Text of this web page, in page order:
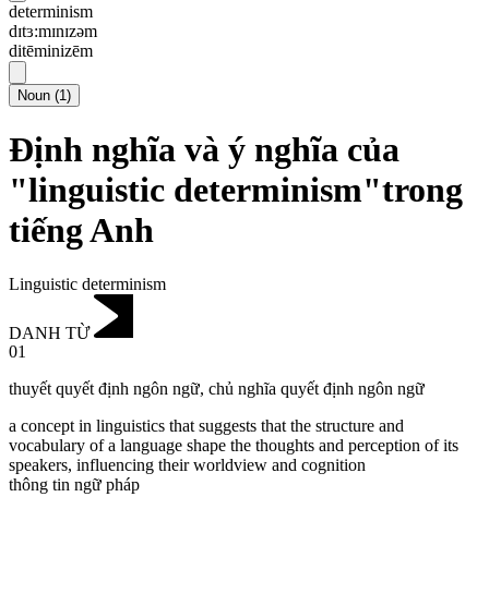
determinism
dɪtɜ:mɪnɪzəm
ditēminizēm
Noun (1)
Định nghĩa và ý nghĩa của
"linguistic determinism"trong
tiếng Anh
Linguistic determinism
DANH TỪ
01
thuyết quyết định ngôn ngữ, chủ nghĩa quyết định ngôn ngữ
a concept in linguistics that suggests that the structure and
vocabulary of a language shape the thoughts and perception of its
speakers, influencing their worldview and cognition
thông tin ngữ pháp